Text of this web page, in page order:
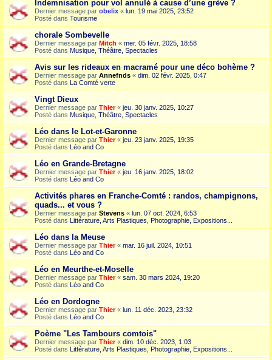
Indemnisation pour vol annulé à cause d’une grève ?
Dernier message par obelix « lun. 19 mai 2025, 23:52
Posté dans Tourisme
chorale Sombevelle
Dernier message par Mitch « mer. 05 févr. 2025, 18:58
Posté dans Musique, Théâtre, Spectacles
Avis sur les rideaux en macramé pour une déco bohème ?
Dernier message par Annefnds « dim. 02 févr. 2025, 0:47
Posté dans La Comté verte
Vingt Dieux
Dernier message par Thier« jeu. 30 janv. 2025, 10:27
Posté dans Musique, Théâtre, Spectacles
Léo dans le Lot-et-Garonne
Dernier message par Thier« jeu. 23 janv. 2025, 19:35
Posté dans Léo and Co
Léo en Grande-Bretagne
Dernier message par Thier« jeu. 16 janv. 2025, 18:02
Posté dans Léo and Co
Activités phares en Franche-Comté : randos, champignons,
quads... et vous ?
Dernier message par Stevens « lun. 07 oct. 2024, 6:53
Posté dans Littérature, Arts Plastiques, Photographie, Expositions...
Léo dans la Meuse
Dernier message par Thier« mar. 16 juil. 2024, 10:51
Posté dans Léo and Co
Léo en Meurthe-et-Moselle
Dernier message par Thier« sam. 30 mars 2024, 19:20
Posté dans Léo and Co
Léo en Dordogne
Dernier message par Thier« lun. 11 déc. 2023, 23:32
Posté dans Léo and Co
Poème "Les Tambours comtois"
Dernier message par Thier« dim. 10 déc. 2023, 1:03
Posté dans Littérature, Arts Plastiques, Photographie, Expositions...